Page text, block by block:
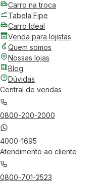
Carro na troca
Tabela Fipe
Carro Ideal
Venda para lojistas
Quem somos
Nossas lojas
Blog
Dúvidas
Central de vendas
0800-200-2000
4000-1695
Atendimento ao cliente
0800-701-2523